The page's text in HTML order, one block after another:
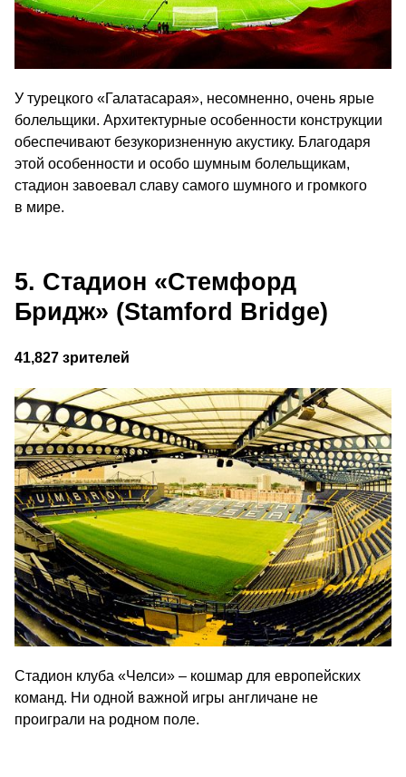
У турецкого «Галатасарая», несомненно, очень ярые
болельщики. Архитектурные особенности конструкции
обеспечивают безукоризненную акустику. Благодаря
этой особенности и особо шумным болельщикам,
стадион завоевал славу самого шумного и громкого
в мире.
5. Стадион «Стемфорд
Бридж» (Stamford Bridge)
41,827 зрителей
Стадион клуба «Челси» – кошмар для европейских
команд. Ни одной важной игры англичане не
проиграли на родном поле.